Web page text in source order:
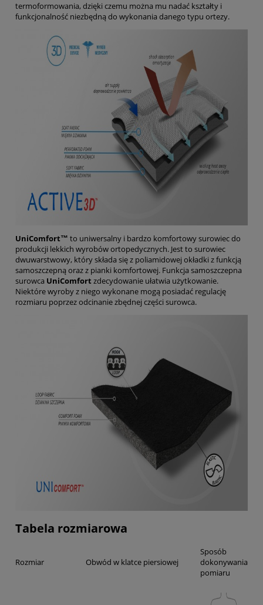
termoformowania, dzięki czemu można mu nadać kształty i
funkcjonalność niezbędną do wykonania danego typu ortezy.
UniComfort™ to uniwersalny i bardzo komfortowy surowiec do
produkcji lekkich wyrobów ortopedycznych. Jest to surowiec
dwuwarstwowy, który składa się z poliamidowej okładki z funkcją
samoszczepną oraz z pianki komfortowej. Funkcja samoszczepna
surowca UniComfort zdecydowanie ułatwia użytkowanie.
Niektóre wyroby z niego wykonane mogą posiadać regulację
rozmiaru poprzez odcinanie zbędnej części surowca.
Tabela rozmiarowa
Rozmiar Obwód w klatce piersiowej
Sposób
dokonywania
pomiaru